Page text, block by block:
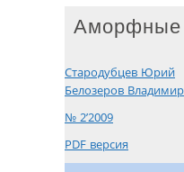
Aморфные
Стародубцев Юрий
Белозеров Владимир
№ 2’2009
PDF версия